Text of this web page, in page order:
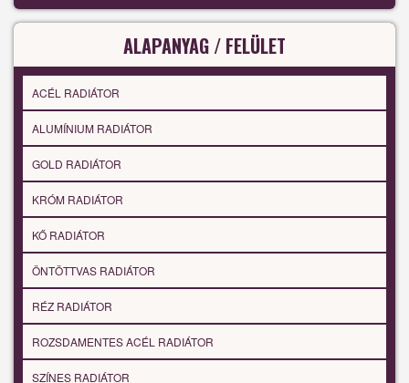
ALAPANYAG / FELÜLET
ACÉL RADIÁTOR
ALUMÍNIUM RADIÁTOR
GOLD RADIÁTOR
KRÓM RADIÁTOR
KŐ RADIÁTOR
ÖNTÖTTVAS RADIÁTOR
RÉZ RADIÁTOR
ROZSDAMENTES ACÉL RADIÁTOR
SZÍNES RADIÁTOR